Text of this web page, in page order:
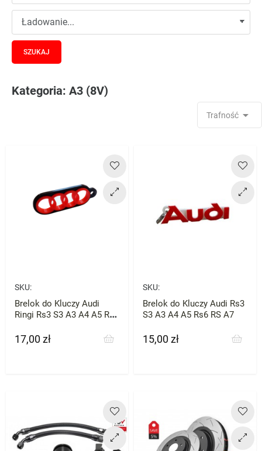
Kategoria: A3 (8V)
Trafność 
SKU:
Brelok do Kluczy Audi
Ringi Rs3 S3 A3 A4 A5 Rs6
Cena
17,00 zł
SKU:
Brelok do Kluczy Audi Rs3
S3 A3 A4 A5 Rs6 RS A7
Cena
15,00 zł